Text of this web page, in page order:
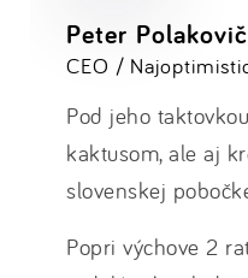
Peter Polakovič
CEO /
Pod jeho
kaktusom, ale aj
slovenskej
Popri výchove 2